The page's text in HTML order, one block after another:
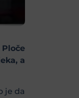
a
je da